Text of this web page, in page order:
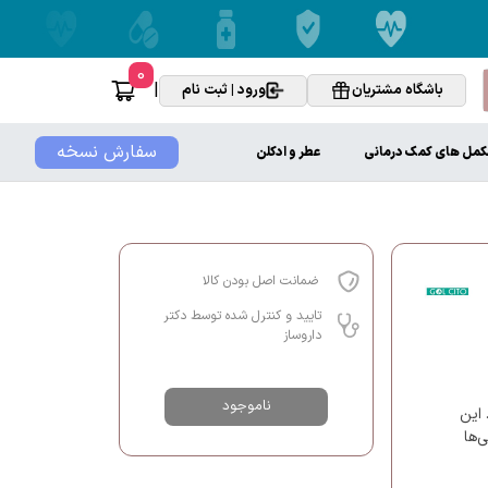
باشگاه مشتریان ورود | ثبت نام |
0
سفارش نسخه های کمک درمانی عطر و ادکلن
این
ضمانت اصل بودن کالا
تایید و کنترل شده توسط دکتر
داروساز
ناموجود